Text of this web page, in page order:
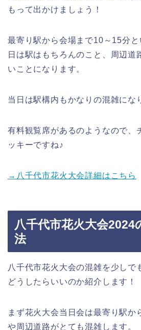
もって出かけましょう！
最寄り駅から会場まで10～15分
日は駅はもちろんのこと、周辺道
いことになります。
当日は駅構内もかなりの混雑にな
有料観覧席があるのようなので、
ッキーですね♪
→八千代市花火大会詳細はこちら
八千代市花火大会2024
法
八千代市花火大会の混雑を少しで
どうしたらいいのか紹介します！
まず花火大会当日会は最寄り駅か
や周辺道路がとても混雑します。